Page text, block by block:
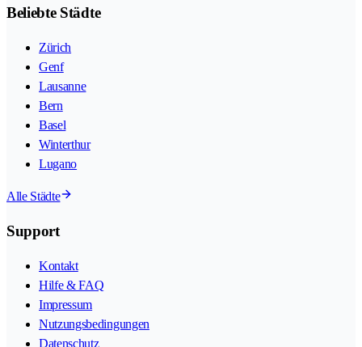
Beliebte Städte
Zürich
Genf
Lausanne
Bern
Basel
Winterthur
Lugano
Alle Städte
Support
Kontakt
Hilfe & FAQ
Impressum
Nutzungsbedingungen
Datenschutz